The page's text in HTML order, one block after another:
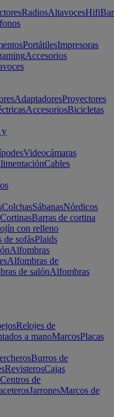
RadiosAltavocesHifi
PortátilesImpresoras
Accesorios
AdaptadoresProyectores
AccesoriosBicicletas
y
Videocámaras
Cables
ColchasSábanasNórdicos
CortinasBarras de cortina
con relleno
de sofásPlaids
Alfombras
Alfombras de
de salónAlfombras
Relojes de
a manoMarcosPlacas
Burros de
RevisterosCajas
Centros de
JarronesMarcos de